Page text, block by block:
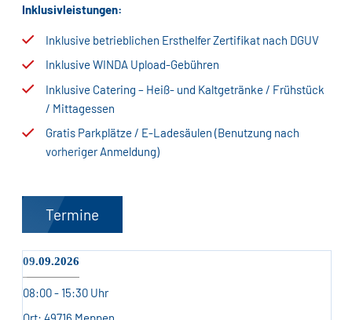
Inklusivleistungen:
Inklusive betrieblichen Ersthelfer Zertifikat nach DGUV
Inklusive WINDA Upload-Gebühren
Inklusive Catering – Heiß- und Kaltgetränke / Frühstück
/ Mittagessen
Gratis Parkplätze / E-Ladesäulen (Benutzung nach
vorheriger Anmeldung)
Termine
09.09.2026
08:00 - 15:30 Uhr